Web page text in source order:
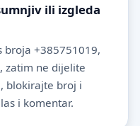
ili izgleda
broja +385751019,
zatim ne dijelite
blokirajte broj i
i komentar.